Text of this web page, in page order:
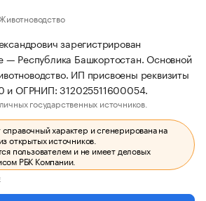
зарегистрирован
— Республика Башкортостан. Основной
ИП присвоены реквизиты
ОГРНИП: 312025511600054.
государственных источников.
характер и сгенерирована на
открытых источников.
пользователем и не имеет деловых
РБК Компании.